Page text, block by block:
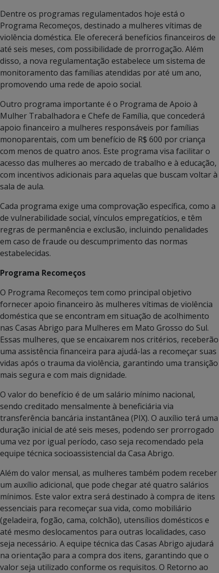
Dentre os programas regulamentados hoje está o
Programa Recomeços, destinado a mulheres vítimas de
violência doméstica. Ele oferecerá benefícios financeiros de
até seis meses, com possibilidade de prorrogação. Além
disso, a nova regulamentação estabelece um sistema de
monitoramento das famílias atendidas por até um ano,
promovendo uma rede de apoio social.
Outro programa importante é o Programa de Apoio à
Mulher Trabalhadora e Chefe de Família, que concederá
apoio financeiro a mulheres responsáveis por famílias
monoparentais, com um benefício de R$ 600 por criança
com menos de quatro anos. Este programa visa facilitar o
acesso das mulheres ao mercado de trabalho e à educação,
com incentivos adicionais para aquelas que buscam voltar à
sala de aula.
Cada programa exige uma comprovação específica, como a
de vulnerabilidade social, vínculos empregatícios, e têm
regras de permanência e exclusão, incluindo penalidades
em caso de fraude ou descumprimento das normas
estabelecidas.
Programa Recomeços
O Programa Recomeços tem como principal objetivo
fornecer apoio financeiro às mulheres vítimas de violência
doméstica que se encontram em situação de acolhimento
nas Casas Abrigo para Mulheres em Mato Grosso do Sul.
Essas mulheres, que se encaixarem nos critérios, receberão
uma assistência financeira para ajudá-las a recomeçar suas
vidas após o trauma da violência, garantindo uma transição
mais segura e com mais dignidade.
O valor do benefício é de um salário mínimo nacional,
sendo creditado mensalmente à beneficiária via
transferência bancária instantânea (PIX). O auxílio terá uma
duração inicial de até seis meses, podendo ser prorrogado
uma vez por igual período, caso seja recomendado pela
equipe técnica socioassistencial da Casa Abrigo.
Além do valor mensal, as mulheres também podem receber
um auxílio adicional, que pode chegar até quatro salários
mínimos. Este valor extra será destinado à compra de itens
essenciais para recomeçar sua vida, como mobiliário
(geladeira, fogão, cama, colchão), utensílios domésticos e
até mesmo deslocamentos para outras localidades, caso
seja necessário. A equipe técnica das Casas Abrigo ajudará
na orientação para a compra dos itens, garantindo que o
valor seja utilizado conforme os requisitos. O Retorno ao